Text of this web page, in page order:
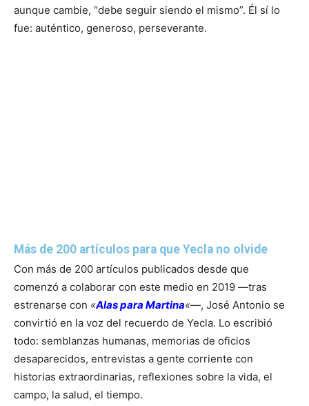
aunque cambie, “debe seguir siendo el mismo”. Él sí lo
fue: auténtico, generoso, perseverante.
Más de 200 artículos para que Yecla no olvide
Con más de 200 artículos publicados desde que
comenzó a colaborar con este medio en 2019 —tras
estrenarse con «Alas para Martina«—, José Antonio se
convirtió en la voz del recuerdo de Yecla. Lo escribió
todo: semblanzas humanas, memorias de oficios
desaparecidos, entrevistas a gente corriente con
historias extraordinarias, reflexiones sobre la vida, el
campo, la salud, el tiempo.